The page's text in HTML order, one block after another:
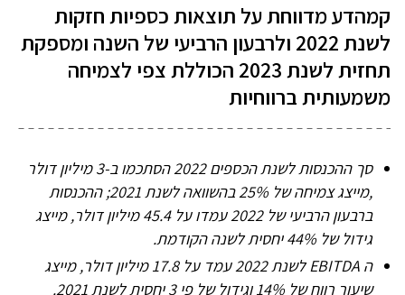
קמהדע מדווחת על תוצאות כספיות חזקות
לשנת 2022 ולרבעון הרביעי של השנה ומספקת
תחזית לשנת 2023 הכוללת צפי לצמיחה
משמעותית ברווחיות
סך ההכנסותלשנת הכספים 2022 הסתכמו ב-3 מיליון דולר
,מייצג צמיחה של בהשוואה לשנת2021
;ההכנסות
ברבעון הרביעי של 2022 עמדו על 45.4 מיליון דולר, מייצג
גידול של 44% יחסית לשנה הקודמת.
ה EBITDA
לשנת 2022 עמד על 17.8 מיליון דולר, מייצג
שיעור רווח של 14% וגידול של פי 3 יחסית לשנת 2021.